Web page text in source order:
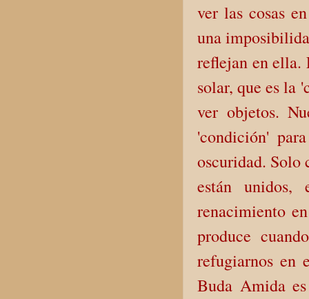
ver las cosas
una
reflejan en ella.
solar, que es la
ver objetos.
'condición'
oscuridad. Solo
están
renacimiento
produce
refugiarnos en
Buda Amida